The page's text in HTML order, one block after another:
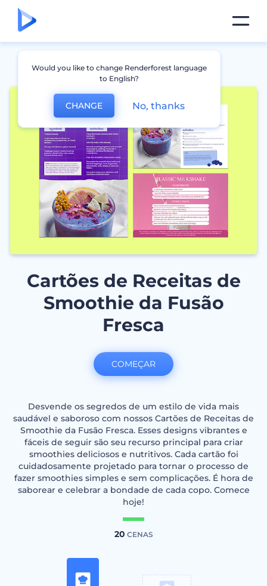
Cartões de Receitas de
Smoothie da Fusão
Fresca
Desvende os segredos de um estilo de vida mais
saudável e saboroso com nossos Cartões de Receitas de
Smoothie da Fusão Fresca. Esses designs vibrantes e
fáceis de seguir são seu recurso principal para criar
smoothies deliciosos e nutritivos. Cada cartão foi
cuidadosamente projetado para tornar o processo de
fazer smoothies simples e sem complicações. É hora de
saborear e celebrar a bondade de cada copo. Comece
hoje!
20 CENAS
COMEÇAR
Would you like to change Renderforest language
to English?
CHANGE No, thanks